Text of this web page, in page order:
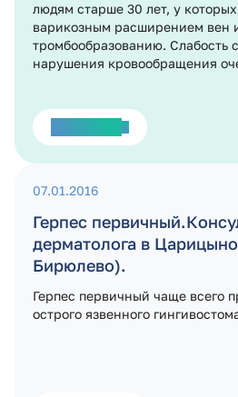
людям старше 30 лет, у
варикозным расширением вен
тромбообразованию. Слабость
нарушения кровообращения
программу профилактики и
заболеваний.
07.01.2016
Герпес
дерматолога в
Бирюлево).
Герпес первичный чаще всего
острого язвенного